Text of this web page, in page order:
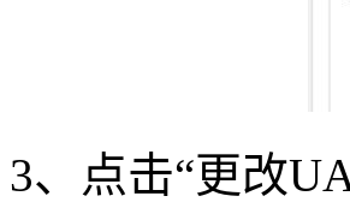
3、点击“更改